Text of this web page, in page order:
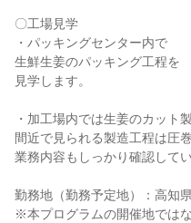
〇工場見学
・パッキングセンター内で
生鮮生姜のパッキング工程を
見学します。
・加工場内では生姜のカット
間近で見られる製造工程は圧巻
業務内容もしっかり確認して
勤務地（勤務予定地）：高知
※本プログラムの開催地では